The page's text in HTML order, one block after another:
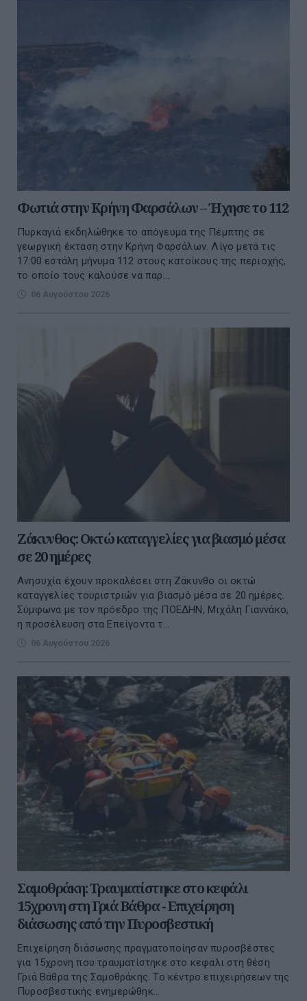
Φωτιά στην Κρήνη Φαρσάλων – Ήχησε το 112
Πυρκαγιά εκδηλώθηκε το απόγευμα της Πέμπτης σε
γεωργική έκταση στην Κρήνη Φαρσάλων. Λίγο μετά τις
17:00 εστάλη μήνυμα 112 στους κατοίκους της περιοχής,
το οποίο τους καλούσε να παρ...
06 Αυγούστου 2026
Ζάκυνθος: Οκτώ καταγγελίες για βιασμό μέσα
σε 20 ημέρες
Ανησυχία έχουν προκαλέσει στη Ζάκυνθο οι οκτώ
καταγγελίες τουριστριών για βιασμό μέσα σε 20 ημέρες.
Σύμφωνα με τον πρόεδρο της ΠΟΕΔΗΝ, Μιχάλη Γιαννάκο,
η προσέλευση στα Επείγοντα τ...
06 Αυγούστου 2026
Σαμοθράκη: Τραυματίστηκε στο κεφάλι
15χρονη στη Γριά Βάθρα - Επιχείρηση
διάσωσης από την Πυροσβεστική
Επιχείρηση διάσωσης πραγματοποίησαν πυροσβέστες
για 15χρονη που τραυματίστηκε στο κεφάλι στη θέση
Γριά Βάθρα της Σαμοθράκης. Το κέντρο επιχειρήσεων της
Πυροσβεστικής ενημερώθηκ...